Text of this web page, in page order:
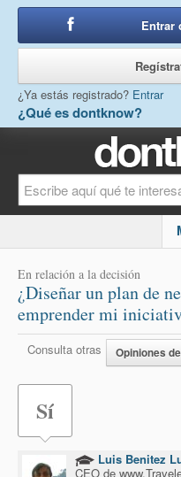
¿Qué es dontknow?
Entrar
¿Ya estás registrado? Entrar
En relación a la decisión
¿Diseñar un plan de
emprender mi
Consulta otras Opiniones
Sí
Luis Benitez
CEO de